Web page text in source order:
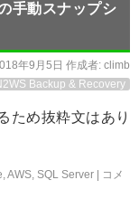
手動スナップシ
年9月5日 作成者: climb
Backup & Recovery
ため抜粋文はあり
,AWS, SQL Server
コメ